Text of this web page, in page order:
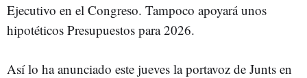
Ejecutivo en el Congreso. Tampoco apoyará unos
hipotéticos Presupuestos para 2026.
Así lo ha anunciado este jueves la portavoz de Junts en